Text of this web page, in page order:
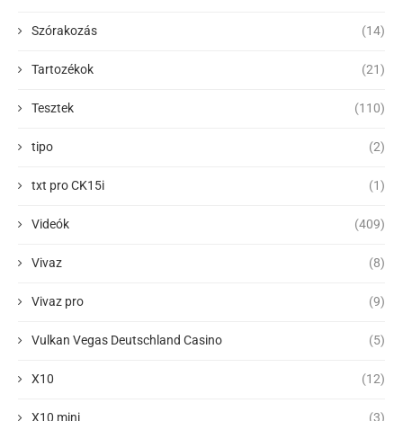
Szórakozás (14)
Tartozékok (21)
Tesztek (110)
tipo (2)
txt pro CK15i (1)
Videók (409)
Vivaz (8)
Vivaz pro (9)
Vulkan Vegas Deutschland Casino (5)
X10 (12)
X10 mini (3)